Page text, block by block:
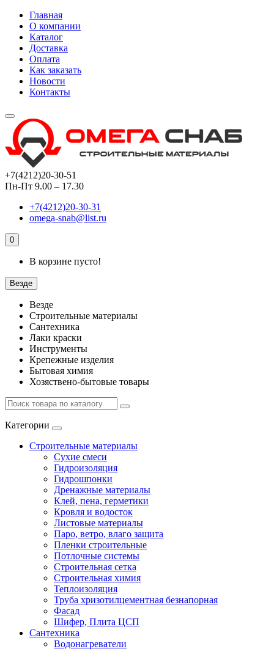
Главная
О компании
Каталог
Доставка
Оплата
Как заказать
Новости
Контакты
+7(4212)20-30-51
Пн-Пт 9.00 – 17.30
+7(4212)20-30-31
omega-snab@list.ru
0
В корзине пусто!
Везде
Везде
Строительные материалы
Сантехника
Лаки краски
Инструменты
Крепежные изделия
Бытовая химия
Хозяствено-бытовые товары
Категории
Строительные материалы
Сухие смеси
Гидроизоляция
Гидрошпонки
Дренажные материалы
Клей, пена, герметики
Кровля и водосток
Листовые материалы
Паро, ветро, влаго защита
Пленки строительные
Потлочные системы
Строительная сетка
Строительная химия
Теплоизоляция
Труба хризотилцементная безнапорная
Фасад
Шифер, Плита ЦСП
Сантехника
Водонагреватели